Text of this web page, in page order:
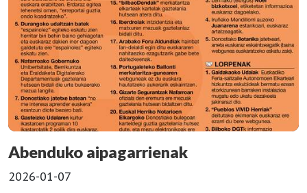
Abenduko aipagarrienak
2026-01-07